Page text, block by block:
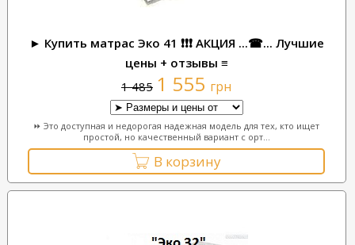
► Купить матрас Эко 41 ❗❗❗ АКЦИЯ ...☎... Лучшие
цены + отзывы ≡
1 485 1 555 грн
⏩ Это доступная и недорогая надежная модель для тех, кто ищет
простой, но качественный вариант с орт...
В корзину